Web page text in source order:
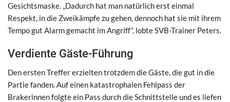
Gesichtsmaske. „Dadurch hat man natürlich erst einmal
Respekt, in die Zweikämpfe zu gehen, dennoch hat sie mit ihrem
Tempo gut Alarm gemacht im Angriff“, lobte SVB-Trainer Peters.
Verdiente Gäste-Führung
Den ersten Treffer erzielten trotzdem die Gäste, die gut in die
Partie fanden. Auf einen katastrophalen Fehlpass der
Brakerinnen folgte ein Pass durch die Schnittstelle und es liefen